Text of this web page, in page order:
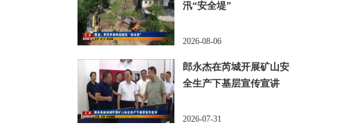
汛“安全堤”
2026-08-06
郎永杰在芮城开展矿山安
全生产下基层宣传宣讲
2026-07-31